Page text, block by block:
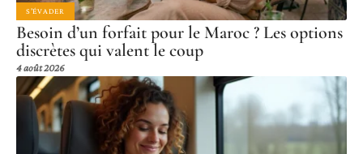
S'ÉVADER
Besoin d’un forfait pour le Maroc ? Les options
discrètes qui valent le coup
4 août 2026